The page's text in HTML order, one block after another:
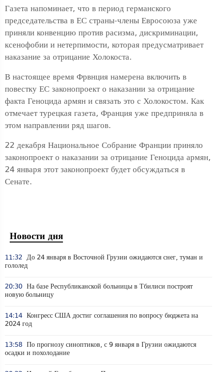
Газета напоминает, что в период германского
председательства в ЕС страны-члены Евросоюза уже
приняли конвенцию против расизма, дискриминации,
ксенофобии и нетерпимости, которая предусматривает
наказание за отрицание Холокоста.
В настоящее время Фрвнция намерена включить в
повестку ЕС законопроект о наказании за отрицание
факта Геноцида армян и связать это с Холокостом. Как
отмечает турецкая газета, Франция уже предприняла в
этом направлении ряд шагов.
22 декабря Национальное Собрание Франции приняло
законопроект о наказании за отрицание Геноцида армян,
24 января этот законопроект будет обсуждаться в
Сенате.
Новости дня
11:32
До 24 января в Восточной Грузии ожидаются снег, туман и
гололед
20:30 На базе Республиканской больницы в Тбилиси построят
новую больницу
14:14 Конгресс США достиг соглашения по вопросу бюджета на
2024 год
13:58 По прогнозу синоптиков, с 9 января в Грузии ожидаются
осадки и похолодание